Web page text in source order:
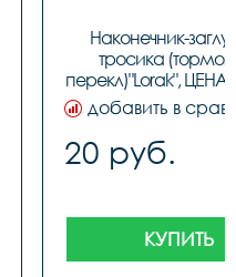
Наконечник-
тросика
перекл)"Lorak", ЦЕНА
(100шт в
добавить в
20 руб.
КУПИТЬ